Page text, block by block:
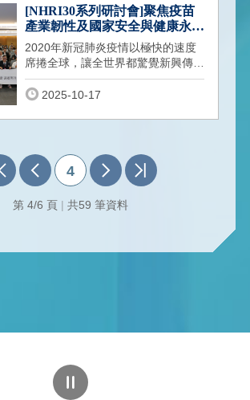
[NHRI30系列研討會]聚焦疫苗
產業韌性及國家安全與健康永續
國衛院與臺灣三大疫苗協會共同
舉辦議題研討會
2020年新冠肺炎疫情以極快的速度
席捲全球，讓全世界都驚覺新興傳染
病崛起與散播速度超乎想像，以往不
被重視的
2025-10-17
4
第 4/6 頁 | 共59 筆資料